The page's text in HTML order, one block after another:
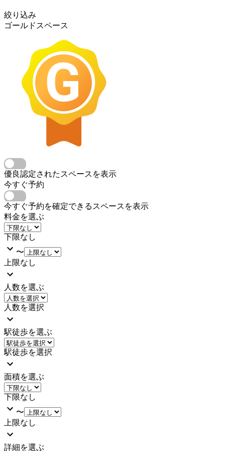
絞り込み
ゴールドスペース
優良認定されたスペースを表示
今すぐ予約
今すぐ予約を確定できるスペースを表示
料金を選ぶ
下限なし
〜
上限なし
人数を選ぶ
人数を選択
駅徒歩を選ぶ
駅徒歩を選択
面積を選ぶ
下限なし
〜
上限なし
詳細を選ぶ